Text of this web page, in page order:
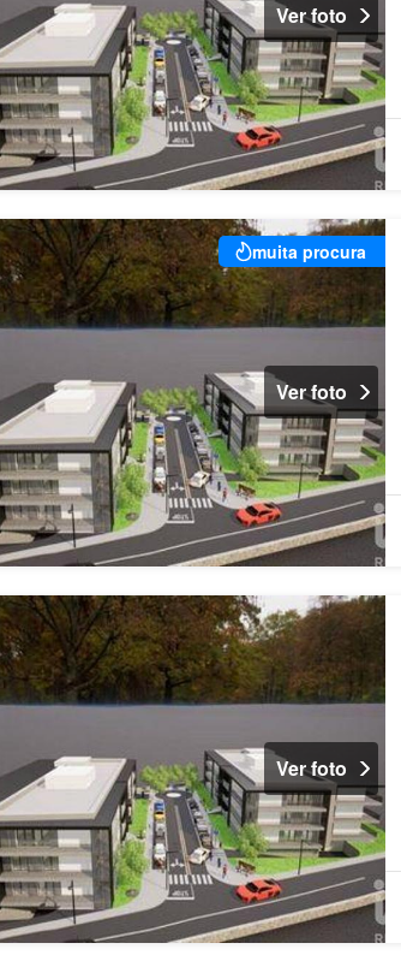
Ver foto
muita procura
Ver foto
Ver foto